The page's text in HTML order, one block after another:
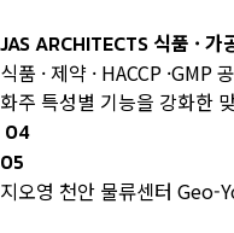
JAS ARCHITECTS 식품 · 가
식품 · 제약 · HACCP ·GMP
화주 특성별 기능을 강화한
04
05
지오영 천안 물류센터 Geo-